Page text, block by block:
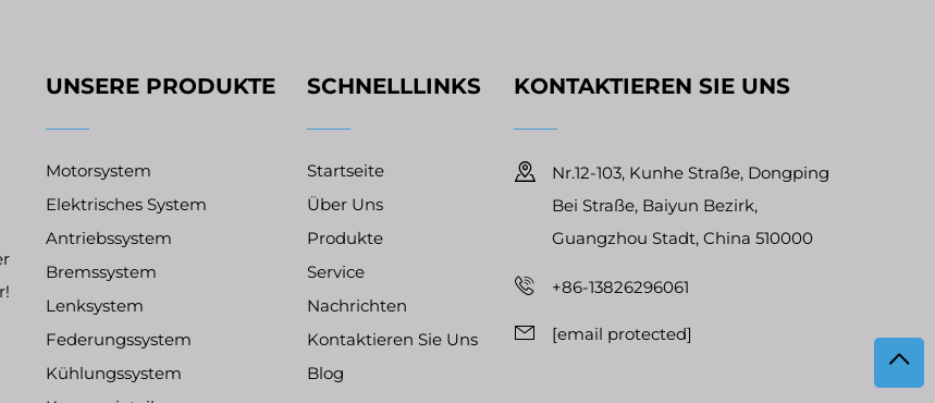
UNSERE PRODUKTE
Motorsystem
Elektrisches System
Antriebssystem
Bremssystem
Lenksystem
Federungssystem
Kühlungssystem
SCHNELLLINKS
Startseite
Über Uns
Produkte
Service
Nachrichten
Kontaktieren Sie Uns
Blog
KONTAKTIEREN SIE UNS
Nr.12-103, Kunhe Straße, Dongping
Bei Straße, Baiyun Bezirk,
Guangzhou Stadt, China 510000
+86-13826296061
[email protected]